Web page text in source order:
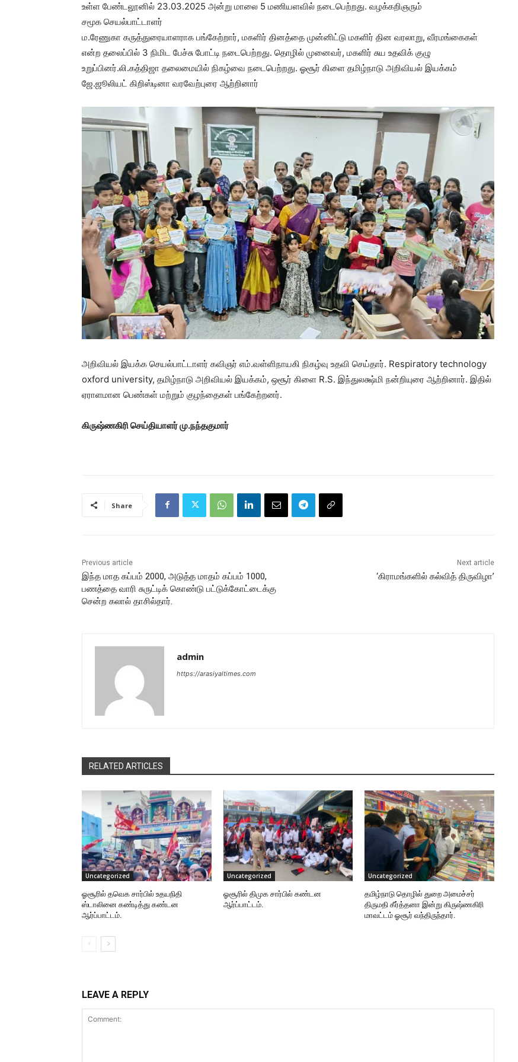
உள்ள பேண்டலூனில் 23.03.2025 அன்று மாலை 5 மணியளவில் நடைபெற்றது. வழக்கறிஞரும்
சமூக செயல்பாட்டாளர்
ம.ரேணுகா கருத்துரையாளராக பங்கேற்றார், மகளிர் தினத்தை முன்னிட்டு மகளிர் தின வரலாறு, வீரமங்கைகள்
என்ற தலைப்பில் 3 நிமிட பேச்சு போட்டி நடைபெற்றது. தொழில் முனைவர், மகளிர் சுய உதவிக் குழு
உறுப்பினர்.லி.கத்திஜா தலைமையில் நிகழ்வை நடைபெற்றது. ஓசூர் கிளை தமிழ்நாடு அறிவியல் இயக்கம்
ஜே.ஜூலியட் கிறிஸ்டினா வரவேற்புரை ஆற்றினார்
அறிவியல் இயக்க செயல்பாட்டாளர் கவிஞர் எம்.வள்ளிநாயகி நிகழ்வு உதவி செய்தார். Respiratory technology
oxford university, தமிழ்நாடு அறிவியல் இயக்கம், ஒசூர் கிளை R.S. இந்துலக்ஷ்மி நன்றியுரை ஆற்றினார். இதில்
ஏராளமான பெண்கள் மற்றும் குழந்தைகள் பங்கேற்றனர்.
கிருஷ்ணகிரி செய்தியாளர் மு.நந்தகுமார்
Share
Previous article
இந்த மாத கப்பம் 2000, அடுத்த மாதம் கப்பம் 1000,
பணத்தை வாரி சுருட்டிக் கொண்டு பட்டுக்கோட்டைக்கு
சென்ற கலால் தாசில்தார்.
Next article
‘கிராமங்களில் கல்வித் திருவிழா’
admin
https://arasiyaltimes.com
RELATED ARTICLES
Uncategorized
ஓசூரில் தவெக சார்பில் உதயநிதி
ஸ்டாலினை கண்டித்து கண்டன
ஆர்ப்பாட்டம்.
Uncategorized
ஓசூரில் திமுக சார்பில் கண்டன
ஆர்ப்பாட்டம்.
Uncategorized
தமிழ்நாடு தொழில் துறை அமைச்சர்
திருமதி கீர்த்தனா இன்று கிருஷ்ணகிரி
மாவட்டம் ஓசூர் வந்திருந்தார்.
LEAVE A REPLY